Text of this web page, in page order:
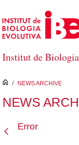
Salta al contingut
Institut de
inici
/ NEWS ARCHIVE
NEWS
Error